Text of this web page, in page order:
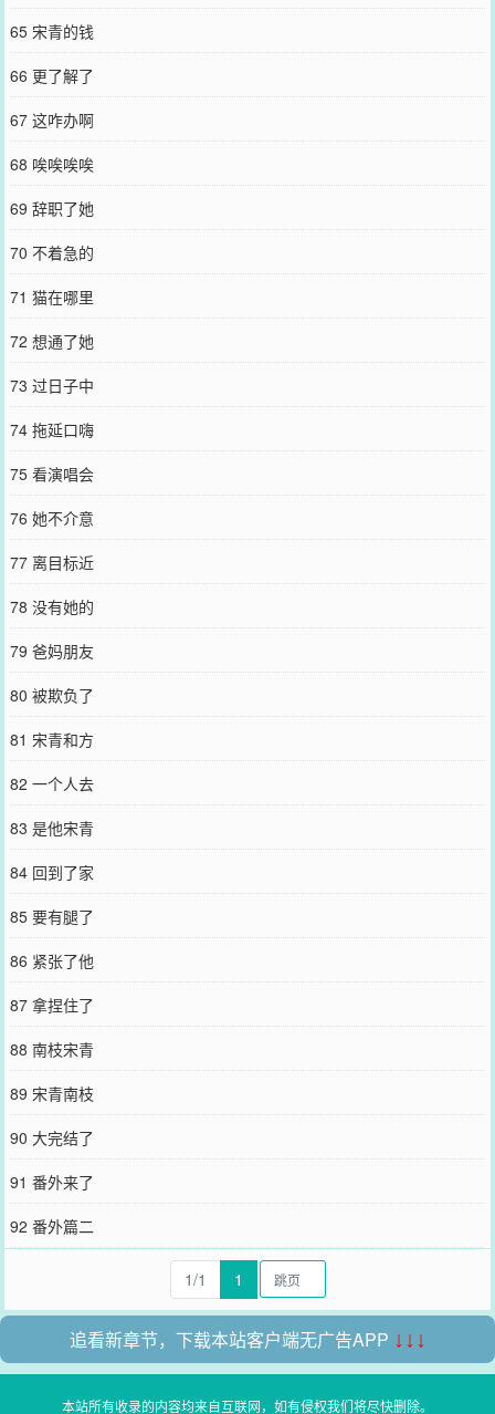
65 宋青的钱
66 更了解了
67 这咋办啊
68 唉唉唉唉
69 辞职了她
70 不着急的
71 猫在哪里
72 想通了她
73 过日子中
74 拖延口嗨
75 看演唱会
76 她不介意
77 离目标近
78 没有她的
79 爸妈朋友
80 被欺负了
81 宋青和方
82 一个人去
83 是他宋青
84 回到了家
85 要有腿了
86 紧张了他
87 拿捏住了
88 南枝宋青
89 宋青南枝
90 大完结了
91 番外来了
92 番外篇二
1/1 1
追看新章节，下载本站客户端无广告APP ↓↓↓
本站所有收录的内容均来自互联网，如有侵权我们将尽快删除。